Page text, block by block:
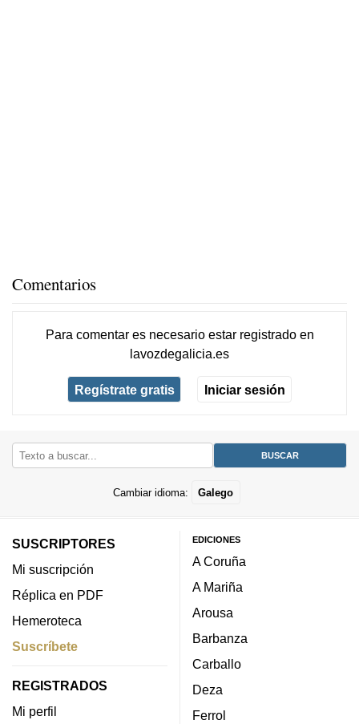
Comentarios
Para comentar es necesario estar registradoen
lavozdegalicia.es
Regístrate gratis Iniciar sesión
Cambiar idioma: Galego
SUSCRIPTORES
Mi suscripción
Réplica en PDF
Hemeroteca
Suscríbete
REGISTRADOS
Mi perfil
EDICIONES
A Coruña
A Mariña
Arousa
Barbanza
Carballo
Deza
Ferrol